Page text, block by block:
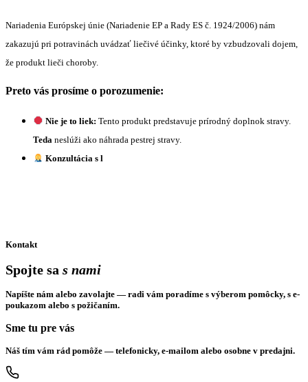
Nariadenia Európskej únie (Nariadenie EP a Rady ES č. 1924/2006) nám
zakazujú pri potravinách uvádzať liečivé účinky, ktoré by vzbudzovali dojem,
že produkt lieči choroby.
Preto vás prosíme o porozumenie:
Nie je to liek: Tento produkt predstavuje prírodný doplnok stravy.
Teda neslúži ako náhrada pestrej stravy.
Konzultácia s l
Kontakt
Spojte sa s nami
Napíšte nám alebo zavolajte — radi vám poradíme s výberom pomôcky, s e-
poukazom alebo s požičaním.
Sme tu pre vás
Náš tím vám rád pomôže — telefonicky, e-mailom alebo osobne v predajni.